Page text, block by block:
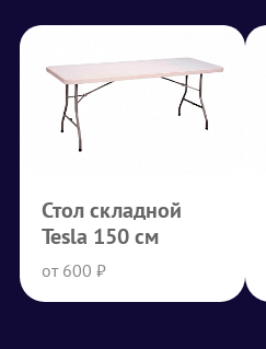
Стол складной
Tesla 150 см
от 600 ₽